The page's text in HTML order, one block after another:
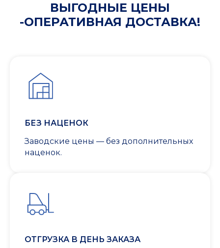
ВЫГОДНЫЕ ЦЕНЫ
-ОПЕРАТИВНАЯ ДОСТАВКА!
БЕЗ НАЦЕНОК
Заводские цены — без дополнительных
наценок.
ОТГРУЗКА В ДЕНЬ ЗАКАЗА